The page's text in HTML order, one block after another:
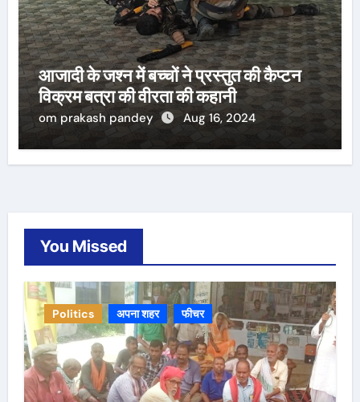
आजादी के जश्न में बच्चों ने प्रस्तुत की कैप्टन
विक्रम बत्रा की वीरता की कहानी
om prakash pandey Aug 16, 2024
You Missed
Politics अपना शहर फीचर